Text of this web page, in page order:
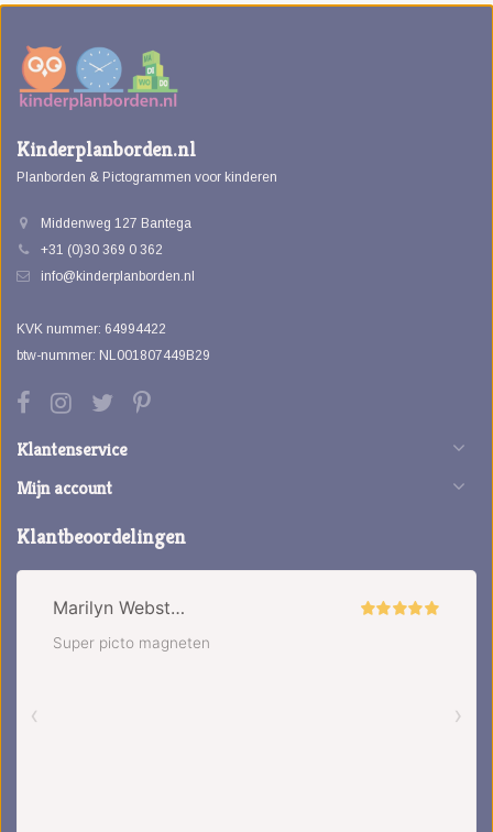
Kinderplanborden.nl
Planborden & Pictogrammen voor kinderen
Middenweg 127 Bantega
+31 (0)30 369 0 362
info@kinderplanborden.nl
KVK nummer: 64994422
btw-nummer: NL001807449B29
Klantenservice
Mijn account
Klantbeoordelingen